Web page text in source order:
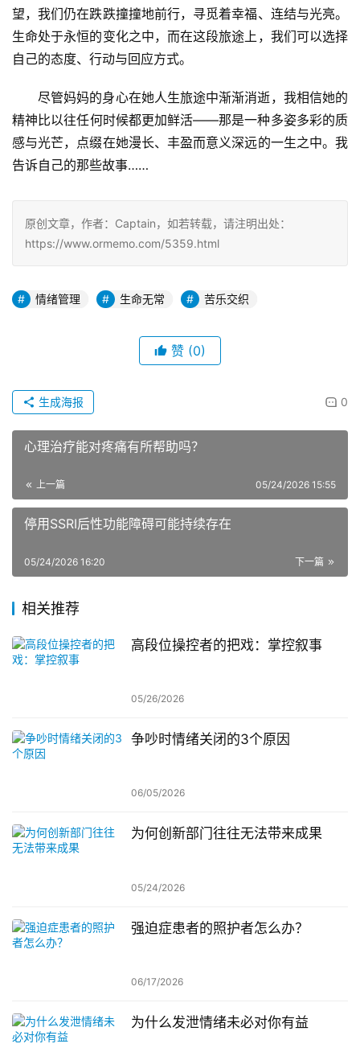
望，我们仍在跌跌撞撞地前行，寻觅着幸福、连结与光亮。
生命处于永恒的变化之中，而在这段旅途上，我们可以选择
自己的态度、行动与回应方式。
尽管妈妈的身心在她人生旅途中渐渐消逝，我相信她的
精神比以往任何时候都更加鲜活——那是一种多姿多彩的质
感与光芒，点缀在她漫长、丰盈而意义深远的一生之中。我
告诉自己的那些故事……
原创文章，作者：Captain，如若转载，请注明出处：
https://www.ormemo.com/5359.html
情绪管理 生命无常 苦乐交织
赞 (0)
0
生成海报
心理治疗能对疼痛有所帮助吗？
上一篇 05/24/2026 15:55
停用SSRI后性功能障碍可能持续存在
下一篇
05/24/2026 16:20
相关推荐
高段位操控者的把戏：掌控叙事
05/26/2026
争吵时情绪关闭的3个原因
06/05/2026
为何创新部门往往无法带来成果
05/24/2026
强迫症患者的照护者怎么办？
06/17/2026
为什么发泄情绪未必对你有益